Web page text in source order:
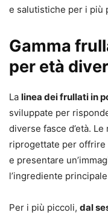
e salutistiche per i più
Gamma
per età
La linea dei frullati in
sviluppate per
diverse fasce d’età.
riprogettate per offrire
e presentare
l’ingrediente
Per i più piccoli, dal